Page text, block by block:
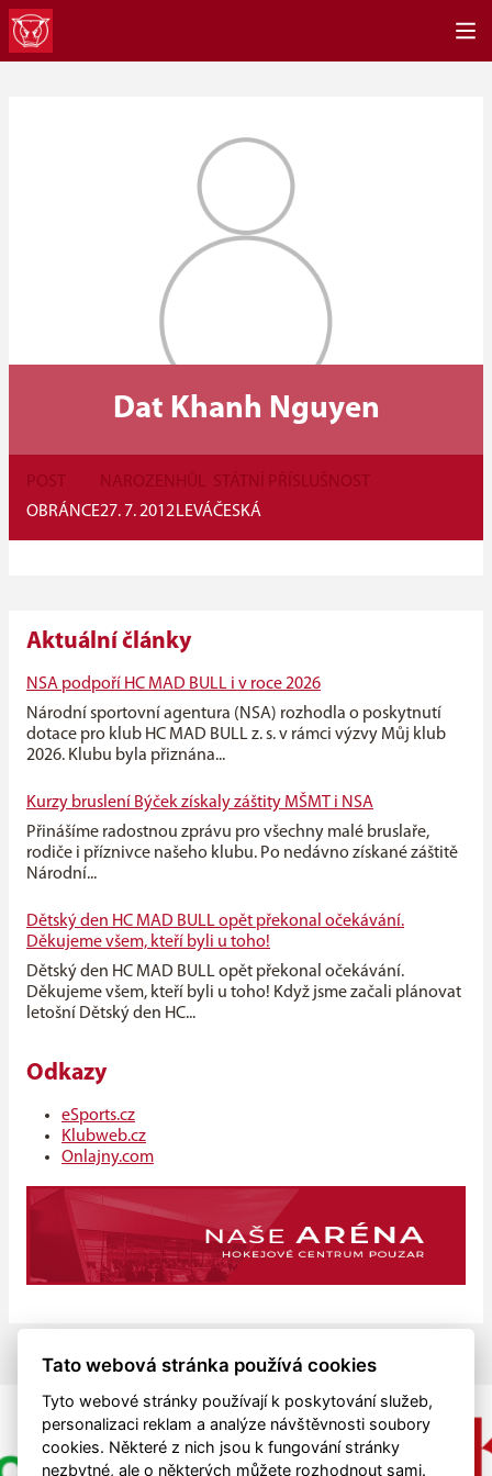
Dat Khanh Nguyen
POST
OBRÁNCE
NAROZEN
27. 7. 2012
HŮL
LEVÁ
STÁTNÍ PŘÍSLUŠNOST
ČESKÁ
Aktuální články
NSA podpoří HC MAD BULL i v roce 2026
Národní sportovní agentura (NSA) rozhodla o poskytnutí
dotace pro klub HC MAD BULL z. s. v rámci výzvy Můj klub
2026. Klubu byla přiznána...
Kurzy bruslení Býček získaly záštity MŠMT i NSA
Přinášíme radostnou zprávu pro všechny malé bruslaře,
rodiče i příznivce našeho klubu. Po nedávno získané záštitě
Národní...
Dětský den HC MAD BULL opět překonal očekávání.
Děkujeme všem, kteří byli u toho!
Dětský den HC MAD BULL opět překonal očekávání.
Děkujeme všem, kteří byli u toho! Když jsme začali plánovat
letošní Dětský den HC...
Odkazy
eSports.cz
Klubweb.cz
Onlajny.com
Tato webová stránka používá cookies
Tyto webové stránky používají k poskytování služeb,
personalizaci reklam a analýze návštěvnosti soubory
cookies. Některé z nich jsou k fungování stránky
nezbytné, ale o některých můžete rozhodnout sami.